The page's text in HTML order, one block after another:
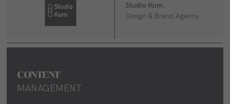
CONTENT
MANAGEMENT
Studio Kom.
Design & Brand Agency